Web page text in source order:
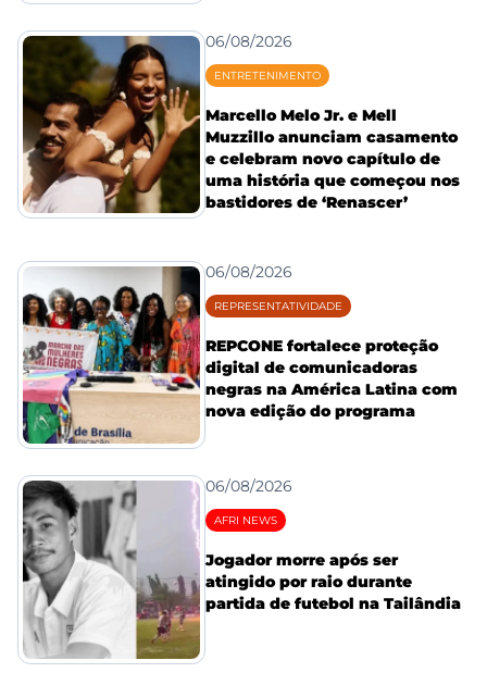
06/08/2026
ENTRETENIMENTO
Marcello Melo Jr. e Mell
Muzzillo anunciam casamento
e celebram novo capítulo de
uma história que começou nos
bastidores de ‘Renascer’
06/08/2026
REPRESENTATIVIDADE
REPCONE fortalece proteção
digital de comunicadoras
negras na América Latina com
nova edição do programa
06/08/2026
AFRI NEWS
Jogador morre após ser
atingido por raio durante
partida de futebol na Tailândia